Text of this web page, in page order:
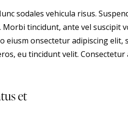
sodales vehicula risus.
tincidunt, ante vel suscipit
onsectetur adipiscing elit,
eu tincidunt velit. Consectetur
et